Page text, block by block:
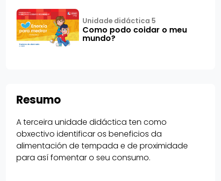
Resumo
A terceira unidade didáctica ten como
obxectivo identificar os beneficios da
alimentación de tempada e de proximidade
para así fomentar o seu consumo.
Unidade didáctica 5
Como podo coidar o meu
mundo?